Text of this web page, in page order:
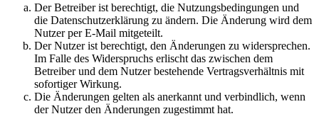
Der Betreiber ist berechtigt, die Nutzungsbedingungen und
die Datenschutzerklärung zu ändern. Die Änderung wird dem
Nutzer per E-Mail mitgeteilt.
Der Nutzer ist berechtigt, den Änderungen zu widersprechen.
Im Falle des Widerspruchs erlischt das zwischen dem
Betreiber und dem Nutzer bestehende Vertragsverhältnis mit
sofortiger Wirkung.
Die Änderungen gelten als anerkannt und verbindlich, wenn
der Nutzer den Änderungen zugestimmt hat.